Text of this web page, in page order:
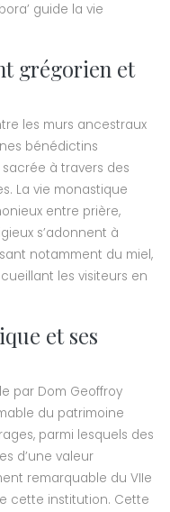
guide la vie
grégorien et
les murs ancestraux
bénédictins
à travers des
La vie monastique
entre prière,
s’adonnent à
notamment du miel,
les visiteurs en
et ses
par Dom Geoffroy
du patrimoine
parmi lesquels des
d’une valeur
remarquable du VIIe
cette institution. Cette